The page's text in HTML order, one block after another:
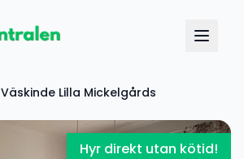
Väskinde Lilla Mickelgårds
Hyr direkt utan kötid!